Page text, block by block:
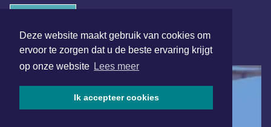
Deze website maakt gebruik van cookies om
ervoor te zorgen dat u de beste ervaring krijgt
op onze website Lees meer
Ik accepteer cookies
ONLINE DAGBLADEN